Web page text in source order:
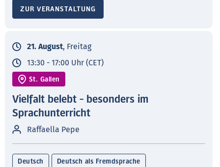
ZUR VERANSTALTUNG
21. August, Freitag
13:30 - 17:00 Uhr (CET)
St. Gallen
Vielfalt belebt - besonders im
Sprachunterricht
Raffaella Pepe
Deutsch Deutsch als Fremdsprache